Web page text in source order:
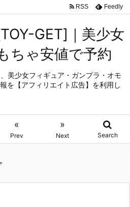
GET]｜美少女
ちゃ安値で予約
美少女フィギュア・ガンプラ・オモ
を【アフィリエイト広告】を利用し
«
Prev
»
Next Search
RSS Feedly